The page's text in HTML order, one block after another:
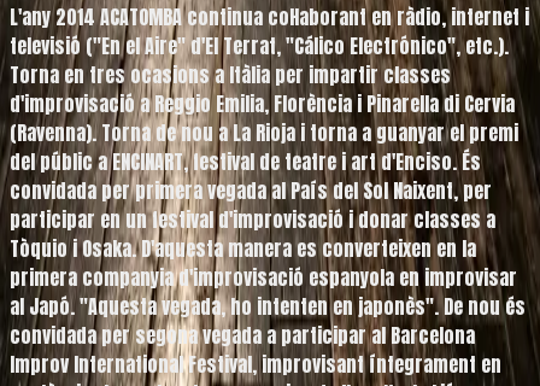
L'any2014ACATOMBA continua col·laborant en ràdio, internet i
televisió ("En el Aire" d'El Terrat, "Cálico Electrónico", etc.).
Torna en tres ocasions a Itàlia per impartir classes
d'improvisació a Reggio Emilia, Florència i Pinarella di Cervia
(Ravenna). Torna de nou a La Rioja i torna a guanyar el premi
del públic a ENCINART, festival de teatre i art d'Enciso. És
convidada per primera vegada al País del Sol Naixent, per
participar en un festival d'improvisació i donar classes a
Tòquio i Osaka. D'aquesta manera es converteixen en la
primera companyia d'improvisació espanyola en improvisar
al Japó. "Aquesta vegada, ho intenten en japonès". De nou és
convidada per segona vegada a participar al Barcelona
Improv International Festival, improvisant íntegrament en